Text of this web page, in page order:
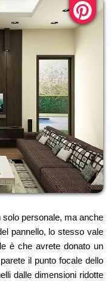
personale, ma anche
pannello, lo stesso vale
è che avrete donato un
il punto focale dello
dalle dimensioni ridotte